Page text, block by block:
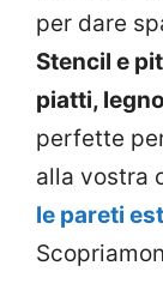
per dare
Stencil e
piatti, legno
perfette
alla vostra
le pareti